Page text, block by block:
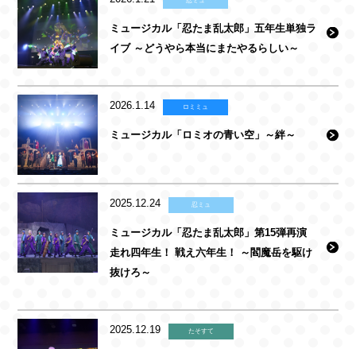
ミュージカル「忍たま乱太郎」五年生単独ラ
イブ ～どうやら本当にまたやるらしい～
2026.1.14 ロミミュ
ミュージカル「ロミオの青い空」～絆～
2025.12.24 忍ミュ
ミュージカル「忍たま乱太郎」第15弾再演
走れ四年生！ 戦え六年生！ ～閻魔岳を駆け
抜けろ～
2025.12.19 たそすて